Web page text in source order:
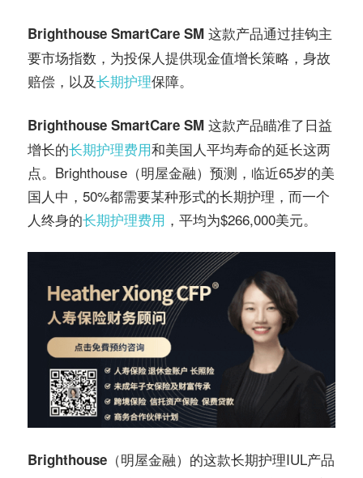
Brighthouse SmartCare SM 这款产品通过挂钩主
要市场指数，为投保人提供现金值增长策略，身故
赔偿，以及长期护理保障。
Brighthouse SmartCare SM 这款产品瞄准了日益
增长的长期护理费用和美国人平均寿命的延长这两
点。Brighthouse（明屋金融）预测，临近65岁的美
国人中，50%都需要某种形式的长期护理，而一个
人终身的长期护理费用 ，平均为$266,000美元。
Brighthouse （明屋金融）的这款长期护理IUL产品